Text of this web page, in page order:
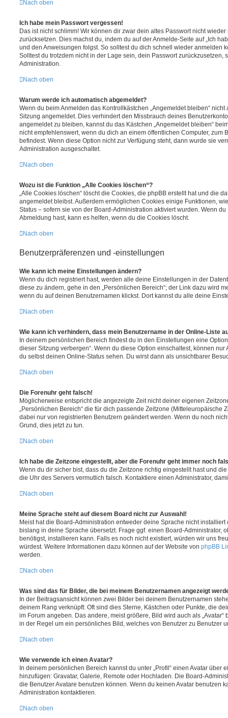
Nach oben
Ich habe mein Passwort vergessen!
Das ist nicht schlimm! Wir können dir zwar dein altes Passwort nicht
zurücksetzen. Dies machst du, indem du auf der Anmelde-Seite auf „Ich
und den Anweisungen folgst. So solltest du dich schnell wieder anmelden
Solltest du trotzdem nicht in der Lage sein, dein Passwort zurückzusetzen,
Administration.
Nach oben
Warum werde ich automatisch abgemeldet?
Wenn du beim Anmelden das Kontrollkästchen „Angemeldet bleiben“
Sitzung angemeldet. Dies verhindert den Missbrauch deines
angemeldet zu bleiben, kannst du das Kästchen „Angemeldet bleiben“
nicht empfehlenswert, wenn du dich an einem öffentlichen Computer, zum
befindest. Wenn diese Option nicht zur Verfügung steht, dann wurde sie
Administration ausgeschaltet.
Nach oben
Wozu ist die Funktion „Alle Cookies löschen“?
„Alle Cookies löschen“ löscht die Cookies, die phpBB erstellt hat und die
angemeldet bleibst. Außerdem ermöglichen Cookies einige Funktionen,
Status – sofern sie von der Board-Administration aktiviert wurden. Wenn
Abmeldung hast, kann es helfen, wenn du die Cookies löscht.
Nach oben
Benutzerpräferenzen und -einstellungen
Wie kann ich meine Einstellungen ändern?
Wenn du dich registriert hast, werden alle deine Einstellungen in der
diese zu ändern, gehe in den „Persönlichen Bereich“; der Link dazu wird
wenn du auf deinen Benutzernamen klickst. Dort kannst du alle deine
Nach oben
Wie kann ich verhindern, dass mein Benutzername in der Online-Liste
In deinem persönlichen Bereich findest du in den Einstellungen eine
dieser Sitzung verbergen“. Wenn du diese Option einschaltest, können
du selbst deinen Online-Status sehen. Du wirst dann als unsichtbarer
Nach oben
Die Forenuhr geht falsch!
Möglicherweise entspricht die angezeigte Zeit nicht deiner eigenen
„Persönlichen Bereich“ die für dich passende Zeitzone (Mitteleuropäische
dabei nur von registrierten Benutzern geändert werden. Wenn du noch
Grund, dies jetzt zu tun.
Nach oben
Ich habe die Zeitzone eingestellt, aber die Forenuhr geht immer noch
Wenn du dir sicher bist, dass du die Zeitzone richtig eingestellt hast und
die Uhr des Servers vermutlich falsch. Kontaktiere einen Administrator,
Nach oben
Meine Sprache steht auf diesem Board nicht zur Auswahl!
Meist hat die Board-Administration entweder deine Sprache nicht
bislang in deine Sprache übersetzt. Frage ggf. einen Board-Administrator,
benötigst, installieren kann. Falls es noch nicht existiert, würden wir uns
würdest. Weitere Informationen dazu können auf der Website von phpBB
werden.
Nach oben
Was sind das für Bilder, die bei meinem Benutzernamen angezeigt
In der Beitragsansicht können zwei Bilder bei deinem Benutzernamen
deinem Rang verknüpft: Oft sind dies Sterne, Kästchen oder Punkte, die
im Forum angeben. Das andere, meist größere, Bild wird auch als
in der Regel um ein persönliches Bild, welches von Benutzer zu Benutzer
Nach oben
Wie verwende ich einen Avatar?
In deinem persönlichen Bereich kannst du unter „Profil“ einen Avatar über
hinzufügen: Gravatar, Galerie, Remote oder Hochladen. Die Board-
die Benutzer Avatare benutzen können. Wenn du keinen Avatar benutzen
Administration kontaktieren.
Nach oben